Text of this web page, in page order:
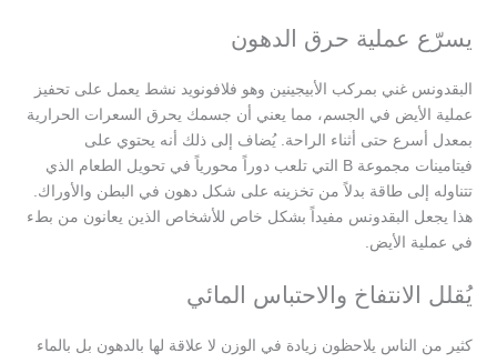
يسرّع عملية حرق الدهون
البقدونس غني بمركب الأبيجينين وهو فلافونويد نشط يعمل على تحفيز
عملية الأيض في الجسم، مما يعني أن جسمك يحرق السعرات الحرارية
بمعدل أسرع حتى أثناء الراحة. يُضاف إلى ذلك أنه يحتوي على
فيتامينات مجموعة B التي تلعب دوراً محورياً في تحويل الطعام الذي
تتناوله إلى طاقة بدلاً من تخزينه على شكل دهون في البطن والأوراك.
هذا يجعل البقدونس مفيداً بشكل خاص للأشخاص الذين يعانون من بطء
في عملية الأيض.
يُقلل الانتفاخ والاحتباس المائي
كثير من الناس يلاحظون زيادة في الوزن لا علاقة لها بالدهون بل بالماء